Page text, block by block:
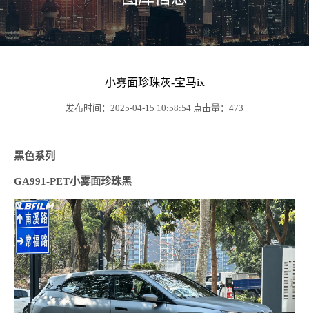
小雾面珍珠灰-宝马ix
发布时间：2025-04-15 10:58:54 点击量：473
黑色系列
GA991-PET小雾面珍珠黑